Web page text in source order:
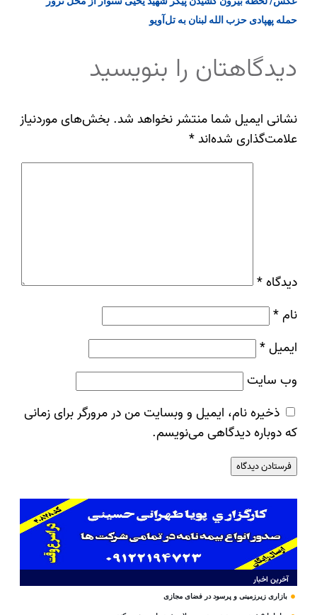
حمله پهپادی حزب‌ الله لبنان به تل‌آویو
دیدگاهتان را بنویسید
نشانی ایمیل شما منتشر نخواهد شد. بخش‌های موردنیاز
علامت‌گذاری شده‌اند*
دیدگاه *
نام*
ایمیل*
وب‌ سایت
ذخیره نام، ایمیل و وبسایت من در مرورگر برای زمانی
که دوباره دیدگاهی می‌نویسم.
آخرین اخبار
بازاری زیرزمینی و پرسود در فضای مجازی